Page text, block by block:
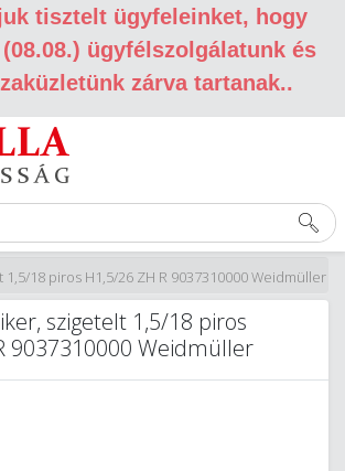
tisztelt ügyfeleinket, hogy
ügyfélszolgálatunk és
zárva tartanak..
18 piros H1,5/26 ZH R 9037310000 Weidmüller
szigetelt 1,5/18 piros
9037310000 Weidmüller